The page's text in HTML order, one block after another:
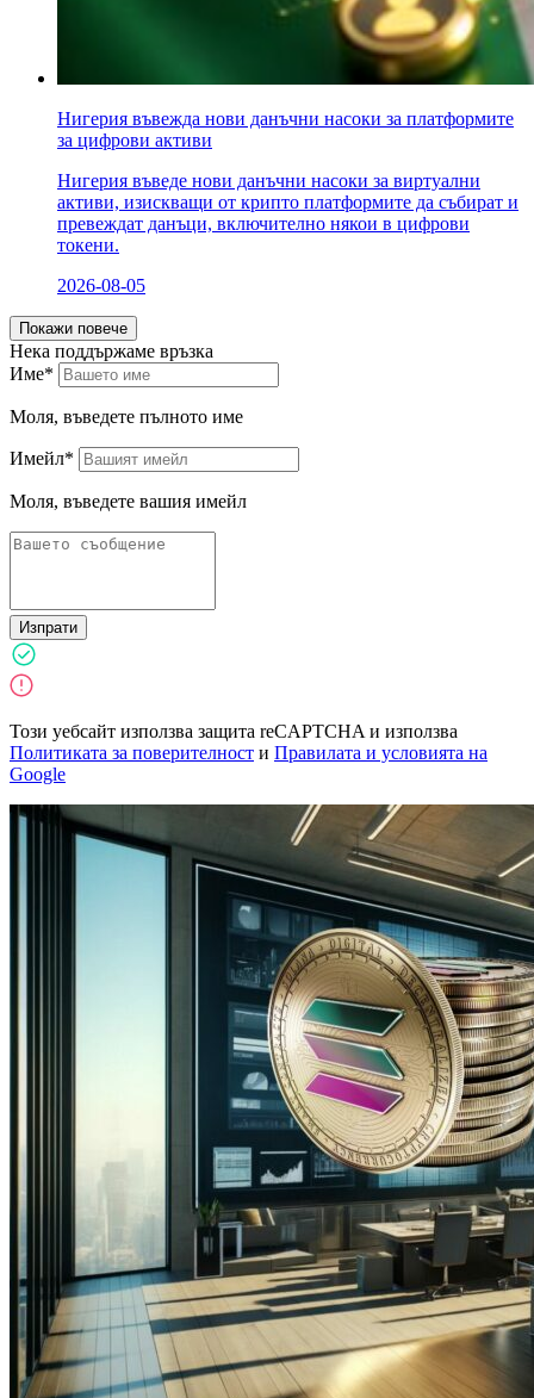
Нигерия въвежда нови данъчни насоки за платформите
за цифрови активи
Нигерия въведе нови данъчни насоки за виртуални
активи, изискващи от крипто платформите да събират и
превеждат данъци, включително някои в цифрови
токени.
2026-08-05
Покажи повече
Нека поддържаме връзка
Име*
Моля, въведете пълното име
Имейл*
Моля, въведете вашия имейл
Изпрати
Този уебсайт използва защита reCAPTCHA и използва
Политиката за поверителност и Правилата и условията на
Google